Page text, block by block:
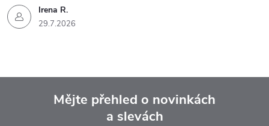
Irena R.
29.7.2026
Mějte přehled o novinkách
a slevách